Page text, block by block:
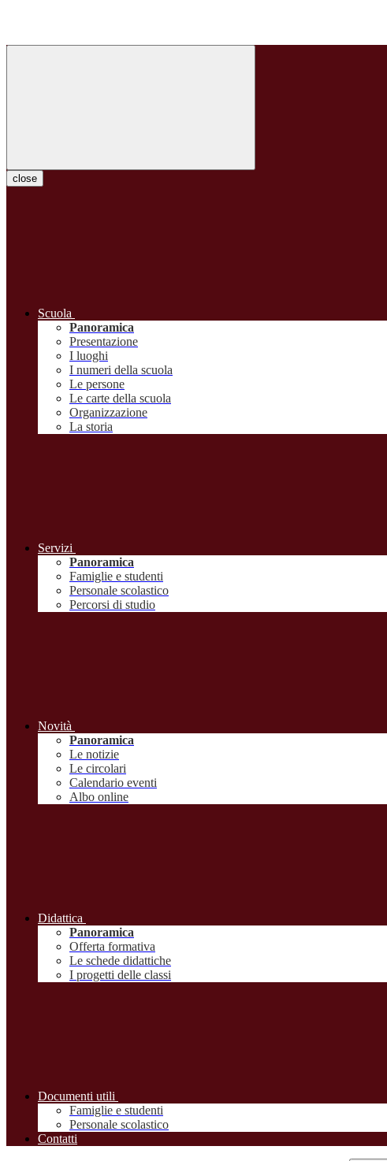
close
Scuola
Panoramica
Presentazione
I luoghi
I numeri della scuola
Le persone
Le carte della scuola
Organizzazione
La storia
Servizi
Panoramica
Famiglie e studenti
Personale scolastico
Percorsi di studio
Novità
Panoramica
Le notizie
Le circolari
Calendario eventi
Albo online
Didattica
Panoramica
Offerta formativa
Le schede didattiche
I progetti delle classi
Documenti utili
Famiglie e studenti
Personale scolastico
Contatti